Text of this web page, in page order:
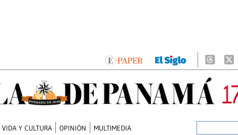
VIDA Y CULTURA OPINIÓN MULTIMEDIA